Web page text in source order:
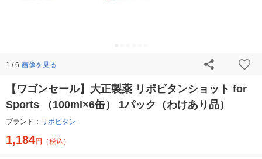
1 / 6 画像を見る
【ワゴンセール】大正製薬 リポビタンショット for
Sports （100ml×6缶） 1パック（わけあり品）
ブランド： リポビタン
1,184円 （税込）